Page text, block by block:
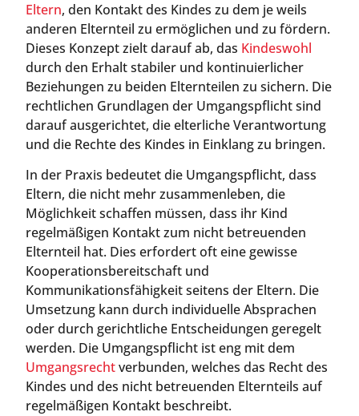
Eltern, den Kontakt des Kindes zu dem je weils
anderen Elternteil zu ermöglichen und zu fördern.
Dieses Konzept zielt darauf ab, das Kindeswohl
durch den Erhalt stabiler und kontinuierlicher
Beziehungen zu beiden Elternteilen zu sichern. Die
rechtlichen Grundlagen der Umgangspflicht sind
darauf ausgerichtet, die elterliche Verantwortung
und die Rechte des Kindes in Einklang zu bringen.
In der Praxis bedeutet die Umgangspflicht, dass
Eltern, die nicht mehr zusammenleben, die
Möglichkeit schaffen müssen, dass ihr Kind
regelmäßigen Kontakt zum nicht betreuenden
Elternteil hat. Dies erfordert oft eine gewisse
Kooperationsbereitschaft und
Kommunikationsfähigkeit seitens der Eltern. Die
Umsetzung kann durch individuelle Absprachen
oder durch gerichtliche Entscheidungen geregelt
werden. Die Umgangspflicht ist eng mit dem
Umgangsrechtverbunden, welches das Recht des
Kindes und des nicht betreuenden Elternteils auf
regelmäßigen Kontakt beschreibt.